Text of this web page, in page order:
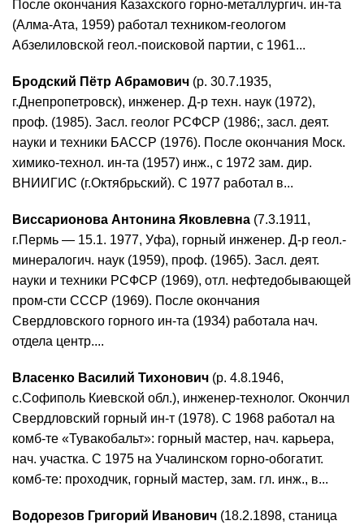
После окончания Казахского горно-металлургич. ин-та
(Алма-Ата, 1959) работал техником-геологом
Абзелиловской геол.-поисковой партии, с 1961...
Бродский Пётр Абрамович (р. 30.7.1935,
г.Днепропетровск), инженер. Д-р техн. наук (1972),
проф. (1985). Засл. геолог РСФСР (1986;, засл. деят.
науки и техники БАССР (1976). После окончания Моск.
химико-технол. ин-та (1957) инж., с 1972 зам. дир.
ВНИИГИС (г.Октябрьский). С 1977 работал в...
Виссарионова Антонина Яковлевна (7.3.1911,
г.Пермь — 15.1. 1977, Уфа), горный инженер. Д-р геол.-
минералогич. наук (1959), проф. (1965). Засл. деят.
науки и техники РСФСР (1969), отл. нефтедобывающей
пром-сти СССР (1969). После окончания
Свердловского горного ин-та (1934) работала нач.
отдела центр....
Власенко Василий Тихонович (р. 4.8.1946,
с.Софиполь Киевской обл.), инженер-технолог. Окончил
Свердловский горный ин-т (1978). С 1968 работал на
комб-те «Тувакобальт»: горный мастер, нач. карьера,
нач. участка. С 1975 на Учалинском горно-обогатит.
комб-те: проходчик, горный мастер, зам. гл. инж., в...
Водорезов Григорий Иванович (18.2.1898, станица